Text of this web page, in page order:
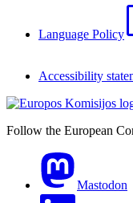
Language Policy
Accessibility
Follow the European
Mastodon